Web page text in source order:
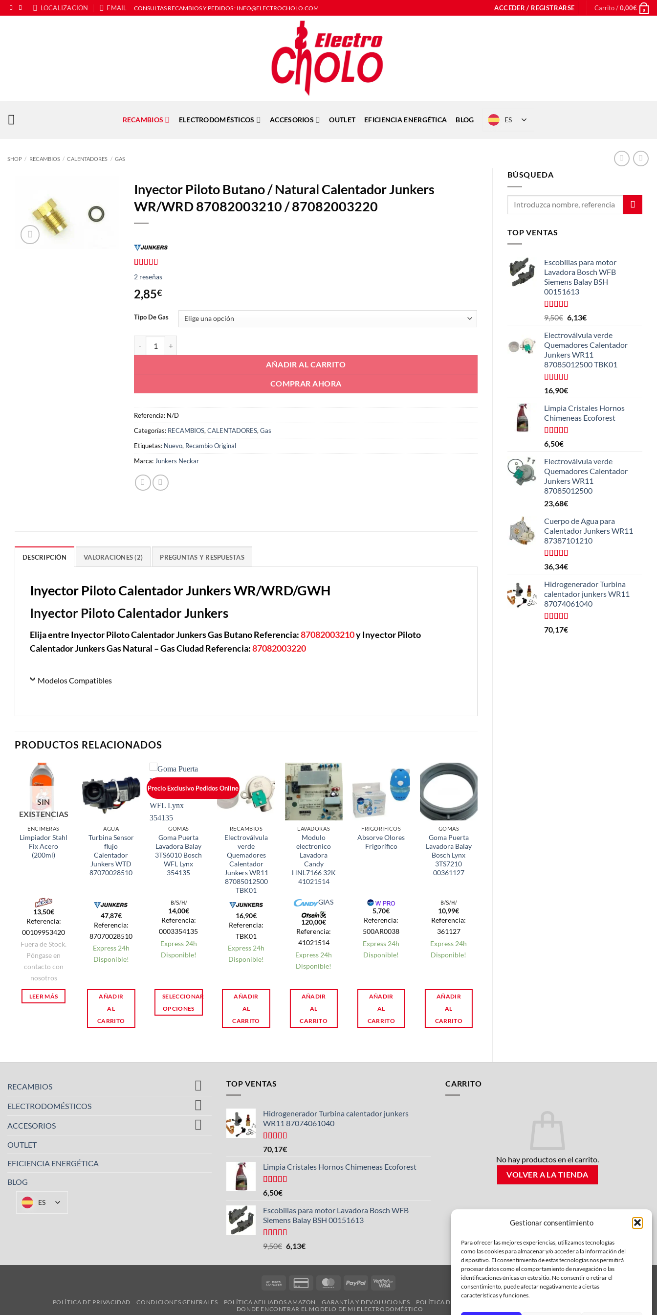
Gestionar consentimiento
Para ofrecer las mejores experiencias, utilizamos tecnologías
como las cookies para almacenar y/o acceder a la información del
dispositivo. El consentimiento de estas tecnologías nos permitirá
procesar datos como el comportamiento de navegación o las
identificaciones únicas en este sitio. No consentir o retirar el
consentimiento, puede afectar negativamente a ciertas
características y funciones.
Saltar
al
LOCALIZACION EMAIL CONSULTAS RECAMBIOS Y PEDIDOS : INFO@ELECTROCHOLO.COM ACCEDER / REGISTRARSE Carrito /0,00€ 0
RECAMBIOS ELECTRODOMÉSTICOS ACCESORIOS OUTLET EFICIENCIA ENERGÉTICA BLOG ES
SHOP / RECAMBIOS / CALENTADORES / GAS
BÚSQUEDA
TOP VENTAS
Escobillas para motor
Lavadora Bosch WFB
Siemens Balay BSH
00151613
Valorado
con
de
5
9,50€ El
original
era:
9,50€.
6,13€El
actual
es:
6,13€.
Electroválvula verde
Quemadores Calentador
Junkers WR11
87085012500 TBK01
Valorado
con
de 5
16,90€
Limpia Cristales Hornos
Chimeneas Ecoforest
Valorado
con
de 5
6,50€
Electroválvula verde
Quemadores Calentador
Junkers WR11
87085012500
23,68€
Cuerpo de Agua para
Calentador Junkers WR11
87387101210
Valorado
con
de 5
36,34€
Hidrogenerador Turbina
calentador junkers WR11
87074061040
Valorado
con
70,17€
Inyector Piloto Butano / Natural Calentador Junkers
WR/WRD 87082003210 / 87082003220
Valorado
con4.00
de 5 en
base a
2
de
clientes
2 reseñas
2,85€
Tipo De Gas
AÑADIR AL CARRITO
COMPRAR AHORA
Referencia: N/D
Categorías: RECAMBIOS,CALENTADORES,Gas
Etiquetas: Nuevo, Recambio Original
Marca: Junkers Neckar
DESCRIPCIÓN VALORACIONES (2) PREGUNTAS Y RESPUESTAS
Inyector Piloto Calentador Junkers WR/WRD/GWH
Inyector Piloto Calentador Junkers
Elija entre Inyector Piloto Calentador Junkers Gas Butano Referencia:87082003210y Inyector Piloto
Calentador Junkers Gas Natural – Gas Ciudad Referencia:87082003220
Modelos Compatibles
PRODUCTOS RELACIONADOS
SIN
EXISTENCIAS
ENCIMERAS
Limpiador Stahl
Fix Acero
(200ml)
13,50€
Referencia:
00109953420
Fuera de Stock.
Póngase en
contacto con
nosotros
LEER MÁS
AGUA
Turbina Sensor
flujo
Calentador
Junkers WTD
87070028510
47,87€
Referencia:
87070028510
Express 24h
Disponible!
AÑADIR
AL
CARRITO
Precio Exclusivo Pedidos Online
GOMAS
Goma Puerta
Lavadora Balay
3TS6010 Bosch
WFL Lynx
354135
14,00€
Referencia:
0003354135
Express 24h
Disponible!
SELECCIONAR
OPCIONES
opciones
pueden
RECAMBIOS
Electroválvula
verde
Quemadores
Calentador
Junkers WR11
87085012500
TBK01
16,90€
Referencia:
TBK01
Express 24h
Disponible!
AÑADIR
AL
CARRITO
LAVADORAS
Modulo
electronico
Lavadora
Candy
HNL7166 32K
41021514
GIAS
120,00€
Referencia:
41021514
Express 24h
Disponible!
AÑADIR
AL
CARRITO
FRIGORIFICOS
Absorve Olores
Frigorífico
5,70€
Referencia:
500AR0038
Express 24h
Disponible!
AÑADIR
AL
CARRITO
GOMAS
Goma Puerta
Lavadora Balay
Bosch Lynx
3TS7210
00361127
10,99€
Referencia:
361127
Express 24h
Disponible!
AÑADIR
AL
CARRITO
RECAMBIOS
ELECTRODOMÉSTICOS
ACCESORIOS
OUTLET
EFICIENCIA ENERGÉTICA
BLOG
ES
TOP VENTAS
Hidrogenerador Turbina calentador junkers
WR11 87074061040
Valorado
con
5
70,17€
Limpia Cristales Hornos Chimeneas Ecoforest
Valorado
con
de 5
6,50€
Escobillas para motor Lavadora Bosch WFB
Siemens Balay BSH 00151613
Valorado
con
de
9,50€ El
original
era:
9,50€.
6,13€El
actual
es:
6,13€.
CARRITO
No hay productos en el carrito.
VOLVER A LA TIENDA
Bank
Credit
2
MasterCardPayPal
Visa
POLÍTICA DE PRIVACIDAD CONDICIONES GENERALES POLÍTICA AFILIADOS AMAZON GARANTÍA Y DEVOLUCIONES POLÍTICA DE COOKIES
DONDE ENCONTRAR EL MODELO DE MI ELECTRODOMÉSTICO